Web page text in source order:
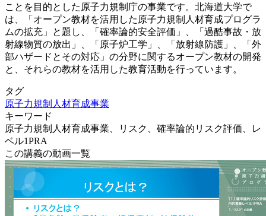
ことを目的とした原子力規制庁の事業です。北海道大学で
は、「 オープン教材を活用した原子力規制人材育成プログラ
ムの拡充 」と題し、「確率論的安全評価」、「過酷事故・放
射線物質の放出」、「原子炉工学」、「放射線防護」、「外
部ハザードとその対応」の分野に関するオープン教材の開発
と、それらの教材を活用した教育活動を行っています。
タグ
原子力規制人材育成事業
キーワード
原子力規制人材育成事業、リスク、確率論的リスク評価、レ
ベル1PRA
この講義の動画一覧